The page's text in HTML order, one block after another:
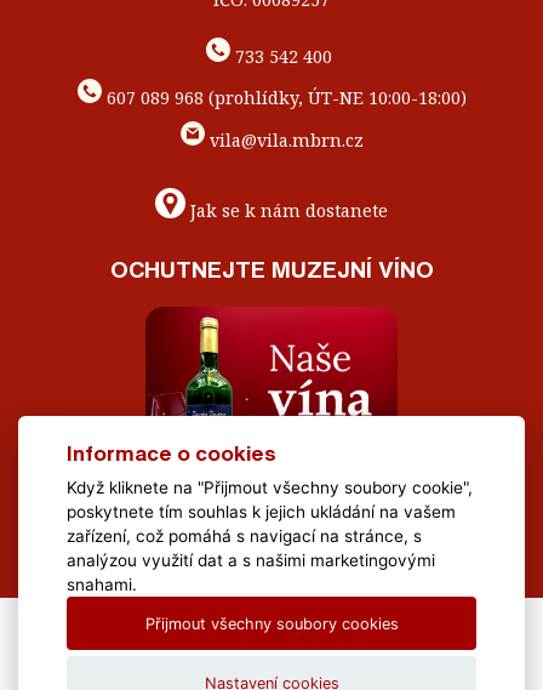
733 542 400
607 089 968 (prohlídky, ÚT-NE 10:00-18:00)
vila@vila.mbrn.cz
Jak se k nám dostanete
OCHUTNEJTE MUZEJNÍ VÍNO
All Rights Reserved Muzeum Brněnska © 2020, Webdesign by
Informace o cookies
Když kliknete na "Přijmout všechny soubory cookie",
poskytnete tím souhlas k jejich ukládání na vašem
zařízení, což pomáhá s navigací na stránce, s
analýzou využití dat a s našimi marketingovými
snahami.
Přijmout všechny soubory cookies
Nastavení cookies